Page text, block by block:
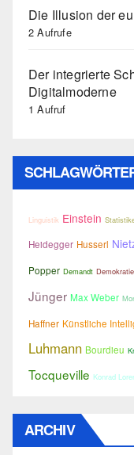
Die Illusion der
2 Aufrufe
Der integrierte
Digitalmoderne
1 Aufruf
Linguistik Einstein
Heidegger Husserl
Popper Demandt Demokratie
Jünger Max Weber
Haffner Künstliche
Luhmann Bourdieu
Tocqueville Konrad
ARCHIV